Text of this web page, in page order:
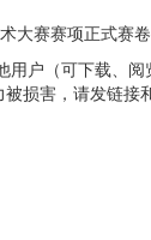
大赛赛项正式赛
户（可下载、阅
损害，请发链接